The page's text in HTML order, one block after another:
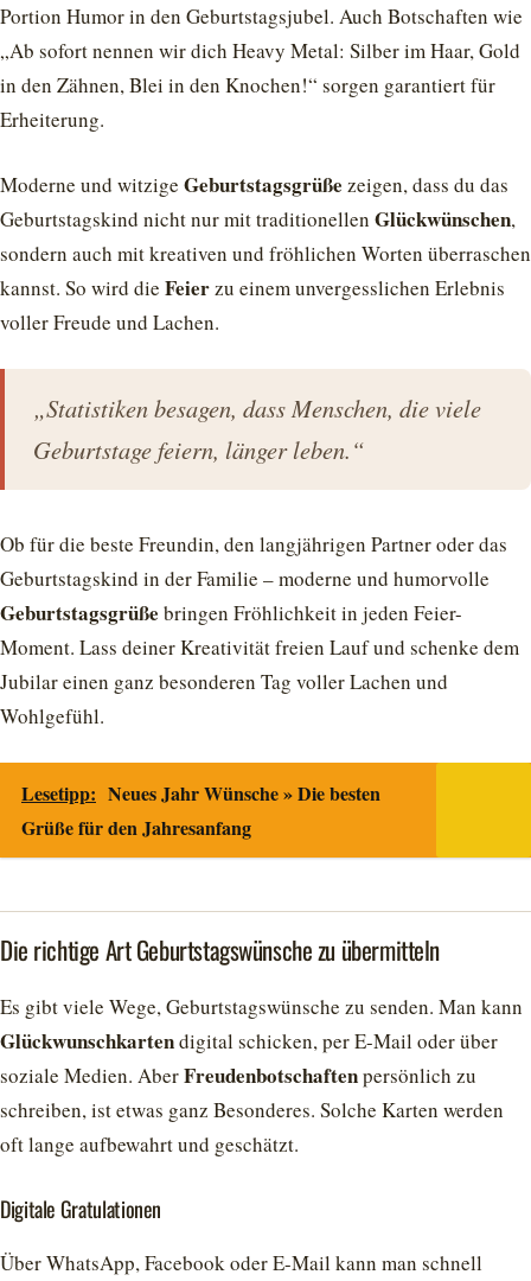
Portion Humor in den Geburtstagsjubel. Auch Botschaften wie
„Ab sofort nennen wir dich Heavy Metal: Silber im Haar, Gold
in den Zähnen, Blei in den Knochen!“ sorgen garantiert für
Erheiterung.
Moderne und witzige Geburtstagsgrüße zeigen, dass du das
Geburtstagskind nicht nur mit traditionellen Glückwünschen,
sondern auch mit kreativen und fröhlichen Worten überraschen
kannst. So wird die Feierzu einem unvergesslichen Erlebnis
voller Freude und Lachen.
„Statistiken besagen, dass Menschen, die viele
Geburtstage feiern, länger leben.“
Ob für die beste Freundin, den langjährigen Partner oder das
Geburtstagskind in der Familie – moderne und humorvolle
Geburtstagsgrüße bringen Fröhlichkeit in jeden Feier-
Moment. Lass deiner Kreativität freien Lauf und schenke dem
Jubilar einen ganz besonderen Tag voller Lachen und
Wohlgefühl.
Lesetipp: Neues Jahr Wünsche » Die besten
Grüße für den Jahresanfang
Die richtige Art Geburtstagswünsche zu übermitteln
Es gibt viele Wege, Geburtstagswünsche zu senden. Man kann
Glückwunschkartendigital schicken, per E-Mail oder über
soziale Medien. AberFreudenbotschaftenpersönlich zu
schreiben, ist etwas ganz Besonderes. Solche Karten werden
oft lange aufbewahrt und geschätzt.
Digitale Gratulationen
Über WhatsApp, Facebook oder E-Mail kann man schnell